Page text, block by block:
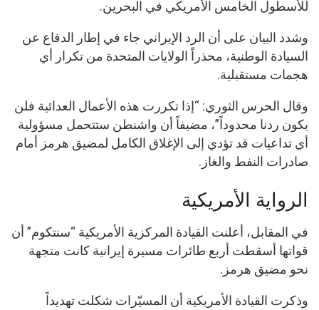
للأسطول الخامس الأمريكي في البحرين.
وشدد البيان على أن الرد الإيراني جاء في إطار الدفاع عن
السيادة الوطنية، محذراً الولايات المتحدة من تكرار أي
هجمات مستقبلية.
وقال الحرس الثوري: “إذا تكررت هذه الأعمال العدائية فلن
يكون ردنا محدوداً”، مضيفاً أن واشنطن ستتحمل مسؤولية
أي تداعيات قد تؤدي إلى الإغلاق الكامل لمضيق هرمز أمام
صادرات النفط والغاز.
الرواية الأمريكية
في المقابل، أعلنت القيادة المركزية الأمريكية “سنتكوم” أن
قواتها أسقطت أربع طائرات مسيرة إيرانية كانت متجهة
نحو مضيق هرمز.
وذكرت القيادة الأمريكية أن المسيّرات شكلت تهديداً